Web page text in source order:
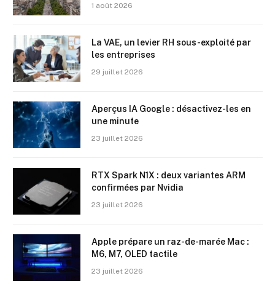
1 août 2026
La VAE, un levier RH sous-exploité par
les entreprises
29 juillet 2026
Aperçus IA Google : désactivez-les en
une minute
23 juillet 2026
RTX Spark N1X : deux variantes ARM
confirmées par Nvidia
23 juillet 2026
Apple prépare un raz-de-marée Mac :
M6, M7, OLED tactile
23 juillet 2026